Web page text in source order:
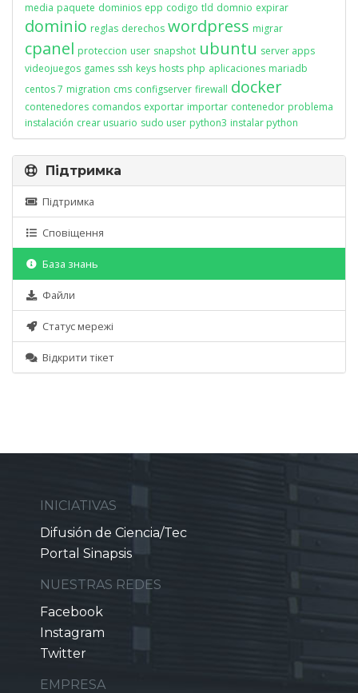
media paquete dominios epp codigo tld domnio expirar
dominio reglas derechos wordpress migrar
cpanel proteccion user snapshot ubuntu server apps
videojuegos games ssh keys hosts php aplicaciones mariadb
centos 7 migration cms configserver firewall docker
contenedores comandos exportar importar contenedor problema
instalación crear usuario sudo user python3 instalar python
Підтримка
Підтримка
Сповіщення
База знань
Файли
Статус мережі
Відкрити тікет
INICIATIVAS
Difusión de Ciencia/Tec
Portal Sinapsis
NUESTRAS REDES
Facebook
Instagram
Twitter
EMPRESA